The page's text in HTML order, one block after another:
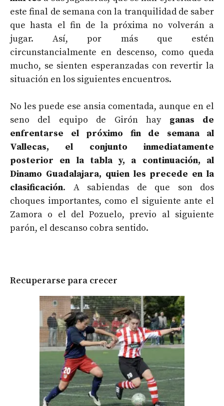
este final de semana con la tranquilidad de saber
que hasta el fin de la próxima no volverán a
jugar. Así, por más que estén
circunstancialmente en descenso, como queda
mucho, se sienten esperanzadas con revertir la
situación en los siguientes encuentros.
No les puede ese ansia comentada, aunque en el
seno del equipo de Girón hay ganas de
enfrentarse el próximo fin de semana al
Vallecas, el conjunto inmediatamente
posterior en la tabla y, a continuación, al
Dinamo Guadalajara, quien les precede en la
clasificación. A sabiendas de que son dos
choques importantes, como el siguiente ante el
Zamora o el del Pozuelo, previo al siguiente
parón, el descanso cobra sentido.
Recuperarse para crecer